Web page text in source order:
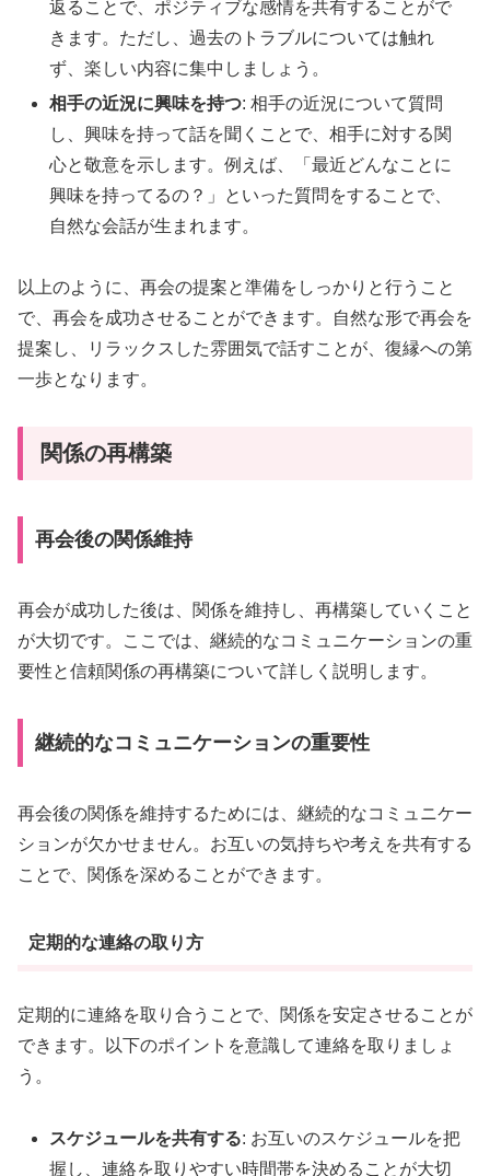
返ることで、ポジティブな感情を共有することがで
きます。ただし、過去のトラブルについては触れ
ず、楽しい内容に集中しましょう。
相手の近況に興味を持つ: 相手の近況について質問
し、興味を持って話を聞くことで、相手に対する関
心と敬意を示します。例えば、「最近どんなことに
興味を持ってるの？」といった質問をすることで、
自然な会話が生まれます。
以上のように、再会の提案と準備をしっかりと行うこと
で、再会を成功させることができます。自然な形で再会を
提案し、リラックスした雰囲気で話すことが、復縁への第
一歩となります。
関係の再構築
再会後の関係維持
再会が成功した後は、関係を維持し、再構築していくこと
が大切です。ここでは、継続的なコミュニケーションの重
要性と信頼関係の再構築について詳しく説明します。
継続的なコミュニケーションの重要性
再会後の関係を維持するためには、継続的なコミュニケー
ションが欠かせません。お互いの気持ちや考えを共有する
ことで、関係を深めることができます。
定期的な連絡の取り方
定期的に連絡を取り合うことで、関係を安定させることが
できます。以下のポイントを意識して連絡を取りましょ
う。
スケジュールを共有する: お互いのスケジュールを把
握し、連絡を取りやすい時間帯を決めることが大切